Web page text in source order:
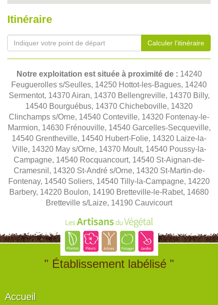
Itinéraire
Calculer l'itinéraire
Notre exploitation est située à proximité de : 14240
Feuguerolles s/Seulles, 14250 Hottot-les-Bagues, 14240
Sermentot, 14370 Airan, 14370 Bellengreville, 14370 Billy,
14540 Bourguébus, 14370 Chicheboville, 14320
Clinchamps s/Orne, 14540 Conteville, 14320 Fontenay-le-
Marmion, 14630 Frénouville, 14540 Garcelles-Secqueville,
14540 Grentheville, 14540 Hubert-Folie, 14320 Laize-la-
Ville, 14320 May s/Orne, 14370 Moult, 14540 Poussy-la-
Campagne, 14540 Rocquancourt, 14540 St-Aignan-de-
Cramesnil, 14320 St-André s/Orne, 14320 St-Martin-de-
Fontenay, 14540 Soliers, 14540 Tilly-la-Campagne, 14220
Barbery, 14220 Boulon, 14190 Bretteville-le-Rabet, 14680
Bretteville s/Laize, 14190 Cauvicourt
" Établissement labélisé "
Accueil